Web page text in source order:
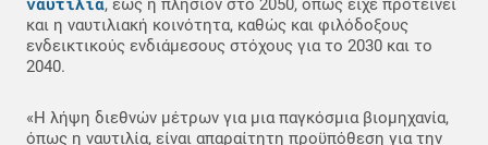
, έως ή πλησίον στο 2050, όπως είχε προτείνει
και η ναυτιλιακή κοινότητα, καθώς και φιλόδοξους
ενδεικτικούς ενδιάμεσους στόχους για το 2030 και το
2040.
«Η λήψη διεθνών μέτρων για μια παγκόσμια βιομηχανία,
όπως η ναυτιλία, είναι απαραίτητη προϋπόθεση για την